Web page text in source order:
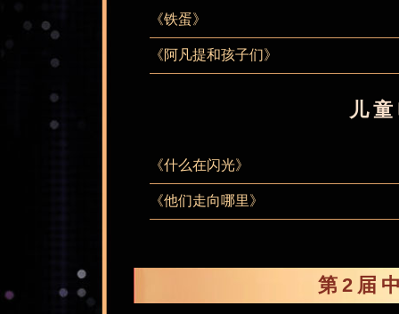
《铁蛋》
《阿凡提和孩子们》
儿
《什么在闪光》
《他们走向哪里》
第2届